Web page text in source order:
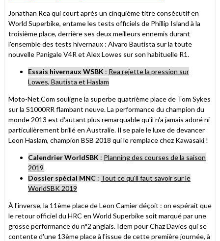
Jonathan Rea qui court après un cinquième titre consécutif en
World Superbike, entame les tests officiels de Phillip Island à la
troisième place, derrière ses deux meilleurs ennemis durant
l'ensemble des tests hivernaux : Alvaro Bautista sur la toute
nouvelle Panigale V4R et Alex Lowes sur son habituelle R1.
Essais hivernaux WSBK : Rea rejette la pression sur
Lowes, Bautista et Haslam
Moto-Net.Com souligne la superbe quatrième place de Tom Sykes
sur la S1000RR flambant neuve. La performance du champion du
monde 2013 est d'autant plus remarquable qu'il n'a jamais adoré ni
particulièrement brillé en Australie. Il se paie le luxe de devancer
Leon Haslam, champion BSB 2018 qui le remplace chez Kawasaki !
Calendrier WorldSBK : Planning des courses de la saison
2019
Dossier spécial MNC : Tout ce qu'il faut savoir sur le
WorldSBK 2019
À l'inverse, la 11ème place de Leon Camier déçoit : on espérait que
le retour officiel du HRC en World Superbike soit marqué par une
grosse performance du n°2 anglais. Idem pour Chaz Davies qui se
contente d'une 13ème place à l'issue de cette première journée, à